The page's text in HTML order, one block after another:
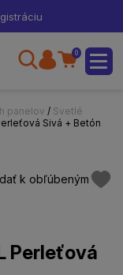
0
panelov / Svetlé
Sivá + Betón
k obľúbeným
Perleťová